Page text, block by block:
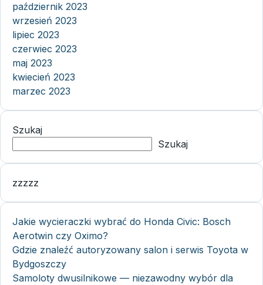
październik 2023
wrzesień 2023
lipiec 2023
czerwiec 2023
maj 2023
kwiecień 2023
marzec 2023
Szukaj
Szukaj
zzzzz
Jakie wycieraczki wybrać do Honda Civic: Bosch
Aerotwin czy Oximo?
Gdzie znaleźć autoryzowany salon i serwis Toyota w
Bydgoszczy
Samoloty dwusilnikowe — niezawodny wybór dla